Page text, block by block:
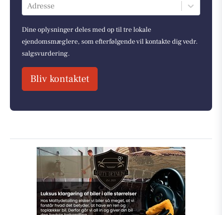
Adresse
Dine oplysninger deles med op til tre lokale
ejendomsmæglere, som efterfølgende vil kontakte dig vedr.
salgsvurdering.
Bliv kontaktet